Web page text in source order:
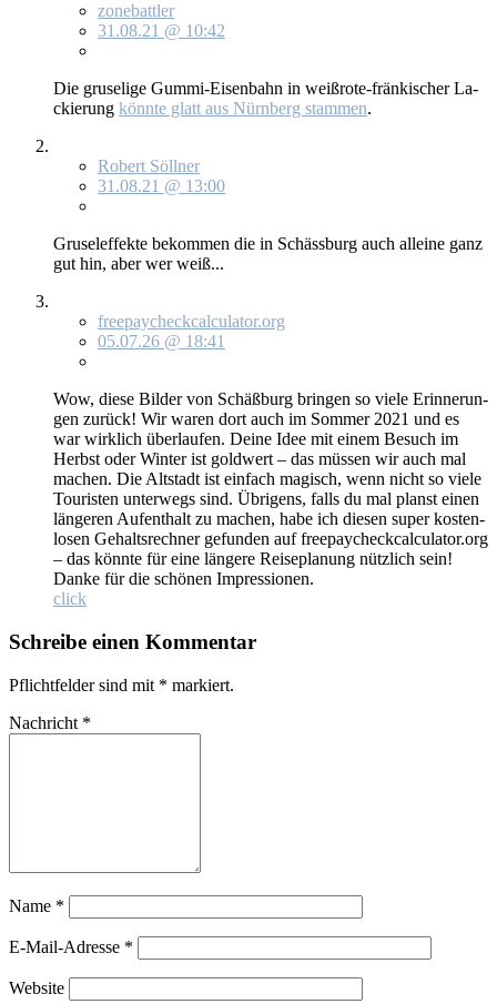
zonebattler
31.08.21 @ 10:42
Die gru­se­li­ge Gum­mi-Ei­sen­bahn in weiß­ro­te-frän­ki­scher La­
ckie­rung könn­te glatt aus Nürn­berg stam­men.
Robert Söllner
31.08.21 @ 13:00
Gru­sel­ef­fek­te be­kom­men die in Schäss­burg auch al­lei­ne ganz
gut hin, aber wer weiß...
freepaycheckcalculator.org
05.07.26 @ 18:41
Wow, die­se Bil­der von Schäß­burg brin­gen so vie­le Er­in­ne­run­
gen zu­rück! Wir wa­ren dort auch im Som­mer 2021 und es
war wirk­lich über­lau­fen. Dei­ne Idee mit ei­nem Be­such im
Herbst oder Win­ter ist gold­wert – das müs­sen wir auch mal
ma­chen. Die Alt­stadt ist ein­fach ma­gisch, wenn nicht so vie­le
Tou­ris­ten un­ter­wegs sind. Üb­ri­gens, falls du mal planst ei­nen
län­ge­ren Auf­ent­halt zu ma­chen, ha­be ich die­sen su­per kos­ten­
lo­sen Ge­halts­rech­ner ge­fun­den auf freepaycheckcalculator.org
– das könn­te für ei­ne län­ge­re Rei­se­pla­nung nütz­lich sein!
Dan­ke für die schö­nen Im­pres­sio­nen.
click
Schreibe einen Kommentar
Pflichtfelder sind mit * markiert.
Nachricht *
Name *
E-Mail-Adresse *
Website